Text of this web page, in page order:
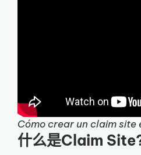
Cómo crear un claim site
什么是Claim